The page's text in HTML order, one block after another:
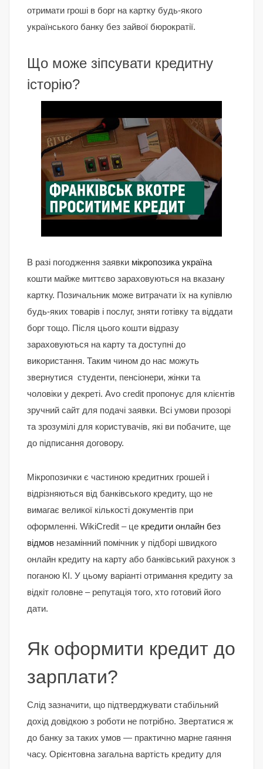
отримати гроші в борг на картку будь-якого
українського банку без зайвої бюрократії.
Що може зіпсувати кредитну
історію?
В разі погодження заявки мікропозика україна
кошти майже миттєво зараховуються на вказану
картку. Позичальник може витрачати їх на купівлю
будь-яких товарів і послуг, зняти готівку та віддати
борг тощо. Після цього кошти відразу
зараховуються на карту та доступні до
використання. Таким чином до нас можуть
звернутися студенти, пенсіонери, жінки та
чоловіки у декреті. Avo credit пропонує для клієнтів
зручний сайт для подачі заявки. Всі умови прозорі
та зрозумілі для користувачів, які ви побачите, ще
до підписання договору.
Мікропозички є частиною кредитних грошей і
відрізняються від банківського кредиту, що не
вимагає великої кількості документів при
оформленні. WikiCredit – це кредити онлайн без
відмов незамінний помічник у підборі швидкого
онлайн кредиту на карту або банківський рахунок з
поганою КІ. У цьому варіанті отримання кредиту за
відкіт головне – репутація того, хто готовий його
дати.
Як оформити кредит до
зарплати?
Слід зазначити, що підтверджувати стабільний
дохід довідкою з роботи не потрібно. Звертатися ж
до банку за таких умов — практично марне гаяння
часу. Орієнтовна загальна вартість кредиту для